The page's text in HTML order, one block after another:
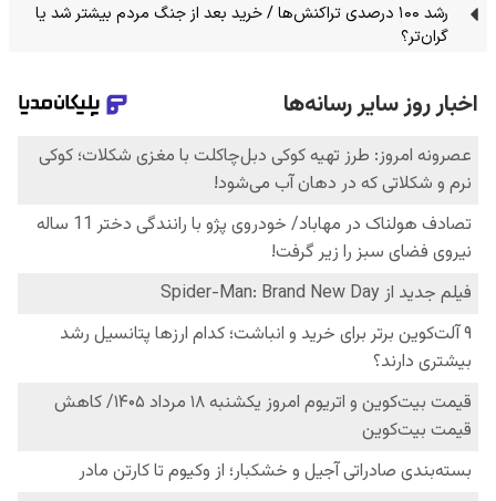
رشد ۱۰۰ درصدی تراکنش‌ها / خرید بعد از جنگ مردم بیشتر شد یا
گران‌تر؟